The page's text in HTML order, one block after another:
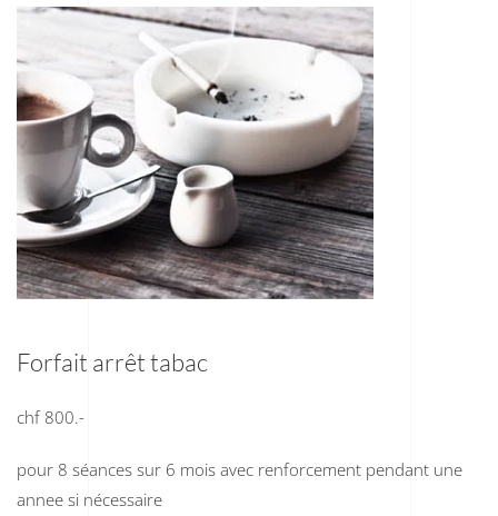
Forfait arrêt tabac
chf 800.-
pour 8 séances sur 6 mois avec renforcement pendant une
annee si nécessaire